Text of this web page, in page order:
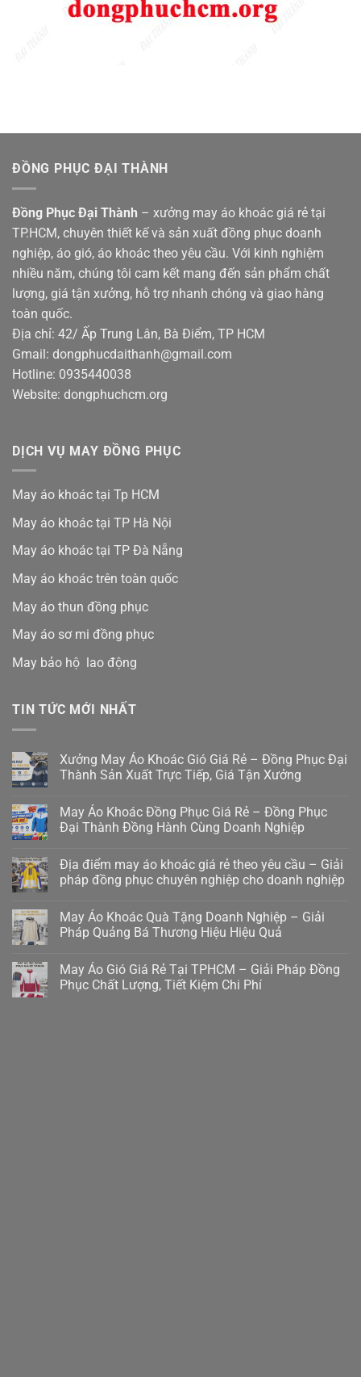
ĐỒNG PHỤC ĐẠI THÀNH
Đồng Phục Đại Thành – xưởng may áo khoác giá rẻ tại
TP.HCM, chuyên thiết kế và sản xuất đồng phục doanh
nghiệp, áo gió, áo khoác theo yêu cầu. Với kinh nghiệm
nhiều năm, chúng tôi cam kết mang đến sản phẩm chất
lượng, giá tận xưởng, hỗ trợ nhanh chóng và giao hàng
toàn quốc.
Địa chỉ: 42/ Ấp Trung Lân, Bà Điểm, TP HCM
Gmail: dongphucdaithanh@gmail.com
Hotline: 0935440038
Website: dongphuchcm.org
DỊCH VỤ MAY ĐỒNG PHỤC
May áo khoác tại Tp HCM
May áo khoác tại TP Hà Nội
May áo khoác tại TP Đà Nẵng
May áo khoác trên toàn quốc
May áo thun đồng phục
May áo sơ mi đồng phục
May bảo hộ lao động
TIN TỨC MỚI NHẤT
Xưởng May Áo Khoác Gió Giá Rẻ – Đồng Phục Đại
Thành Sản Xuất Trực Tiếp, Giá Tận Xưởng
May Áo Khoác Đồng Phục Giá Rẻ – Đồng Phục
Đại Thành Đồng Hành Cùng Doanh Nghiệp
Địa điểm may áo khoác giá rẻ theo yêu cầu – Giải
pháp đồng phục chuyên nghiệp cho doanh nghiệp
May Áo Khoác Quà Tặng Doanh Nghiệp – Giải
Pháp Quảng Bá Thương Hiệu Hiệu Quả
May Áo Gió Giá Rẻ Tại TPHCM – Giải Pháp Đồng
Phục Chất Lượng, Tiết Kiệm Chi Phí